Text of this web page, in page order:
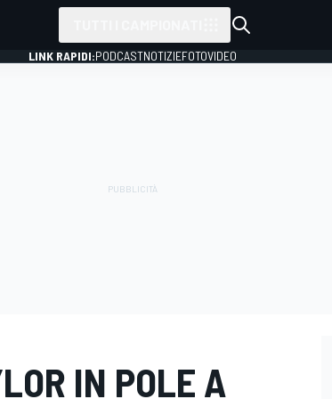
LINK RAPIDI:PODCASTNOTIZIEFOTOVIDEO
IN POLE A